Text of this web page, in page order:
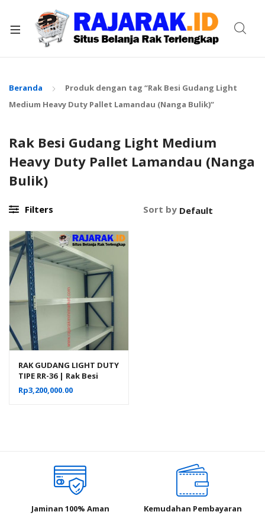
Beranda
Produk dengan tag “Rak Besi Gudang Light
Medium Heavy Duty Pallet Lamandau (Nanga Bulik)”
Rak Besi Gudang Light Medium
Heavy Duty Pallet Lamandau (Nanga
Bulik)
Filters Sort by
RAK GUDANG LIGHT DUTY
TIPE RR-36 | Rak Besi
Susun Serbaguna
Rp3,200,000.00
Jaminan 100% Aman Kemudahan Pembayaran